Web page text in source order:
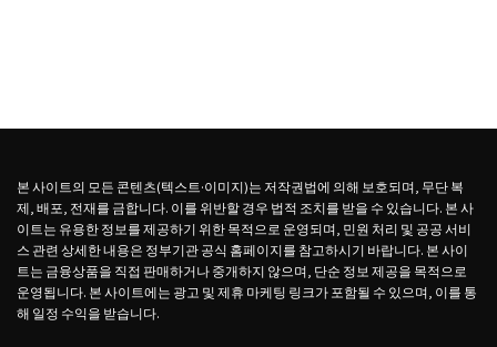
본 사이트의 모든 콘텐츠(텍스트·이미지)는 저작권법에 의해 보호되며, 무단 복
제, 배포, 전재를 금합니다. 이를 위반할 경우 법적 조치를 받을 수 있습니다. 본 사
이트는 유용한 정보를 제공하기 위한 목적으로 운영되며, 민원 처리 및 공공 서비
스 관련 상세한 내용은 정부기관 공식 홈페이지를 참고하시기 바랍니다. 본 사이
트는 금융상품을 직접 판매하거나 중개하지 않으며, 단순 정보 제공을 목적으로
운영됩니다. 본 사이트에는 광고 및 제휴 마케팅 링크가 포함될 수 있으며, 이를 통
해 일정 수익을 받습니다.